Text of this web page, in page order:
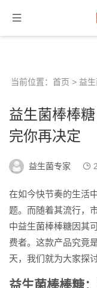
当前位置： 首页 > 益
益生菌棒棒
完你再决定
益生菌专家
在如今快节奏的生活
题。而随着其流行，
中益生菌棒棒糖因其
费者。这款产品究竟
天，我们就为大家探
益生菌棒棒糖